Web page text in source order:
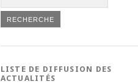
LISTE DE DIFFUSION DES
ACTUALITÉS